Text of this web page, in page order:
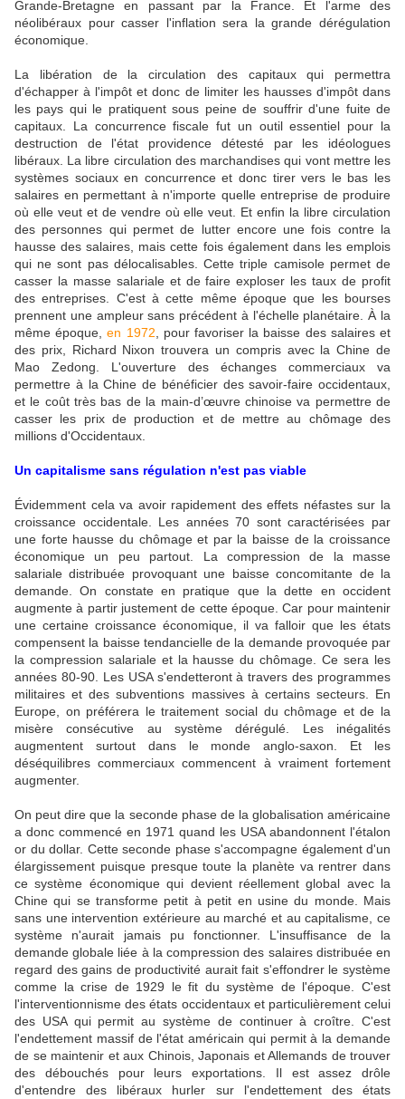
Grande-Bretagne en passant par la France. Et l'arme des
néolibéraux pour casser l'inflation sera la grande dérégulation
économique.
La libération de la circulation des capitaux qui permettra
d'échapper à l'impôt et donc de limiter les hausses d'impôt dans
les pays qui le pratiquent sous peine de souffrir d'une fuite de
capitaux. La concurrence fiscale fut un outil essentiel pour la
destruction de l'état providence détesté par les idéologues
libéraux. La libre circulation des marchandises qui vont mettre les
systèmes sociaux en concurrence et donc tirer vers le bas les
salaires en permettant à n'importe quelle entreprise de produire
où elle veut et de vendre où elle veut. Et enfin la libre circulation
des personnes qui permet de lutter encore une fois contre la
hausse des salaires, mais cette fois également dans les emplois
qui ne sont pas délocalisables. Cette triple camisole permet de
casser la masse salariale et de faire exploser les taux de profit
des entreprises. C'est à cette même époque que les bourses
prennent une ampleur sans précédent à l'échelle planétaire. À la
même époque,en 1972 , pour favoriser la baisse des salaires et
des prix, Richard Nixon trouvera un compris avec la Chine de
Mao Zedong. L'ouverture des échanges commerciaux va
permettre à la Chine de bénéficier des savoir-faire occidentaux,
et le coût très bas de la main-d’œuvre chinoise va permettre de
casser les prix de production et de mettre au chômage des
millions d'Occidentaux.
Un capitalisme sans régulation n'est pas viable
Évidemment cela va avoir rapidement des effets néfastes sur la
croissance occidentale. Les années 70 sont caractérisées par
une forte hausse du chômage et par la baisse de la croissance
économique un peu partout. La compression de la masse
salariale distribuée provoquant une baisse concomitante de la
demande. On constate en pratique que la dette en occident
augmente à partir justement de cette époque. Car pour maintenir
une certaine croissance économique, il va falloir que les états
compensent la baisse tendancielle de la demande provoquée par
la compression salariale et la hausse du chômage. Ce sera les
années 80-90. Les USA s'endetteront à travers des programmes
militaires et des subventions massives à certains secteurs. En
Europe, on préférera le traitement social du chômage et de la
misère consécutive au système dérégulé. Les inégalités
augmentent surtout dans le monde anglo-saxon. Et les
déséquilibres commerciaux commencent à vraiment fortement
augmenter.
On peut dire que la seconde phase de la globalisation américaine
a donc commencé en 1971 quand les USA abandonnent l'étalon
or du dollar. Cette seconde phase s'accompagne également d'un
élargissement puisque presque toute la planète va rentrer dans
ce système économique qui devient réellement global avec la
Chine qui se transforme petit à petit en usine du monde. Mais
sans une intervention extérieure au marché et au capitalisme, ce
système n'aurait jamais pu fonctionner. L'insuffisance de la
demande globale liée à la compression des salaires distribuée en
regard des gains de productivité aurait fait s'effondrer le système
comme la crise de 1929 le fit du système de l'époque. C'est
l'interventionnisme des états occidentaux et particulièrement celui
des USA qui permit au système de continuer à croître. C'est
l'endettement massif de l'état américain qui permit à la demande
de se maintenir et aux Chinois, Japonais et Allemands de trouver
des débouchés pour leurs exportations. Il est assez drôle
d'entendre des libéraux hurler sur l'endettement des états